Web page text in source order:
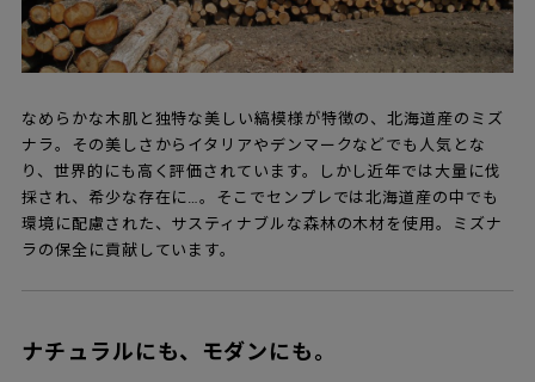
なめらかな木肌と独特な美しい縞模様が特徴の、北海道産のミズ
ナラ。その美しさからイタリアやデンマークなどでも人気とな
り、世界的にも高く評価されています。しかし近年では大量に伐
採され、希少な存在に…。そこでセンプレでは北海道産の中でも
環境に配慮された、サスティナブルな森林の木材を使用。ミズナ
ラの保全に貢献しています。
ナチュラルにも、モダンにも。